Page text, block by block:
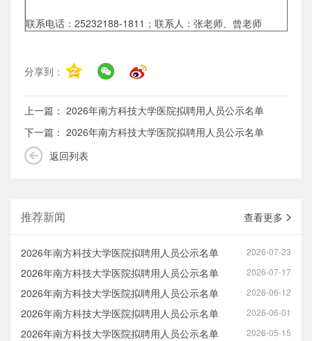
联系电话：25232188-1811；联系人：张老师、曾老师
分享到：
上一篇： 2026年南方科技大学医院拟聘用人员公示名单
下一篇： 2026年南方科技大学医院拟聘用人员公示名单
返回列表
推荐新闻 查看更多
2026-07-23
2026年南方科技大学医院拟聘用人员公示名单
2026-07-17
2026年南方科技大学医院拟聘用人员公示名单
2026-06-12
2026年南方科技大学医院拟聘用人员公示名单
2026-06-01
2026年南方科技大学医院拟聘用人员公示名单
2026-05-15
2026年南方科技大学医院拟聘用人员公示名单